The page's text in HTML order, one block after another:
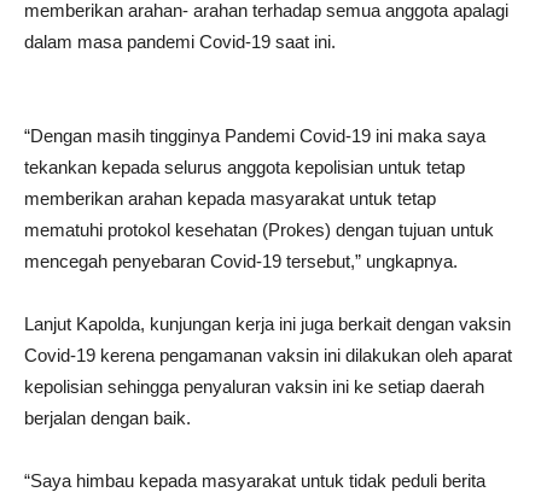
memberikan arahan- arahan terhadap semua anggota apalagi
dalam masa pandemi Covid-19 saat ini.
“Dengan masih tingginya Pandemi Covid-19 ini maka saya
tekankan kepada selurus anggota kepolisian untuk tetap
memberikan arahan kepada masyarakat untuk tetap
mematuhi protokol kesehatan (Prokes) dengan tujuan untuk
mencegah penyebaran Covid-19 tersebut,” ungkapnya.
Lanjut Kapolda, kunjungan kerja ini juga berkait dengan vaksin
Covid-19 kerena pengamanan vaksin ini dilakukan oleh aparat
kepolisian sehingga penyaluran vaksin ini ke setiap daerah
berjalan dengan baik.
“Saya himbau kepada masyarakat untuk tidak peduli berita